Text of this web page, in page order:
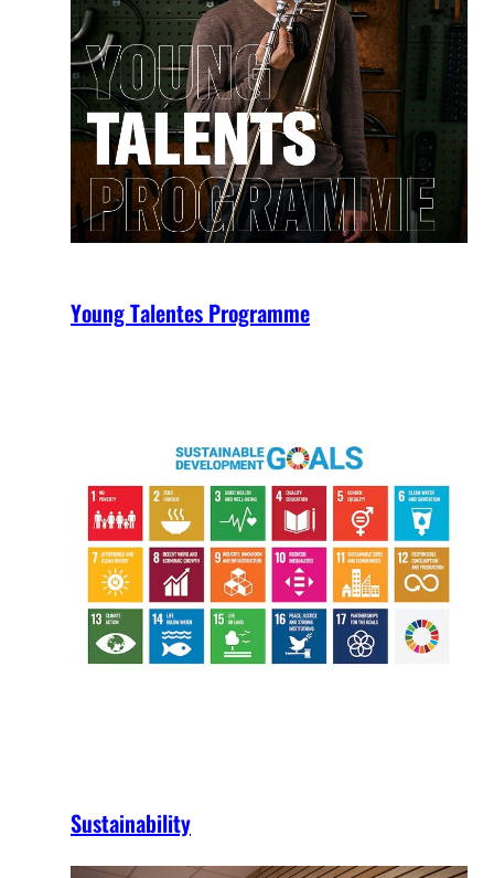
Young Talentes Programme
Sustainability